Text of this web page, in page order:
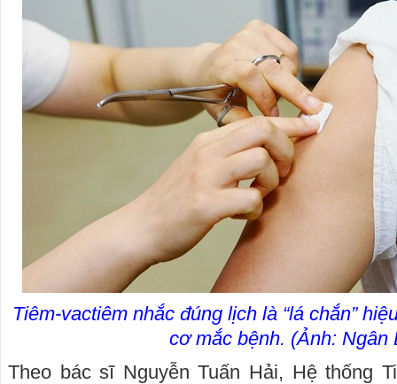
Tiêm-vactiêm nhắc đúng lịch là “lá chắn”
cơ mắc bệnh. (Ảnh: Ngân
Theo bác sĩ Nguyễn Tuấn Hải, Hệ thống